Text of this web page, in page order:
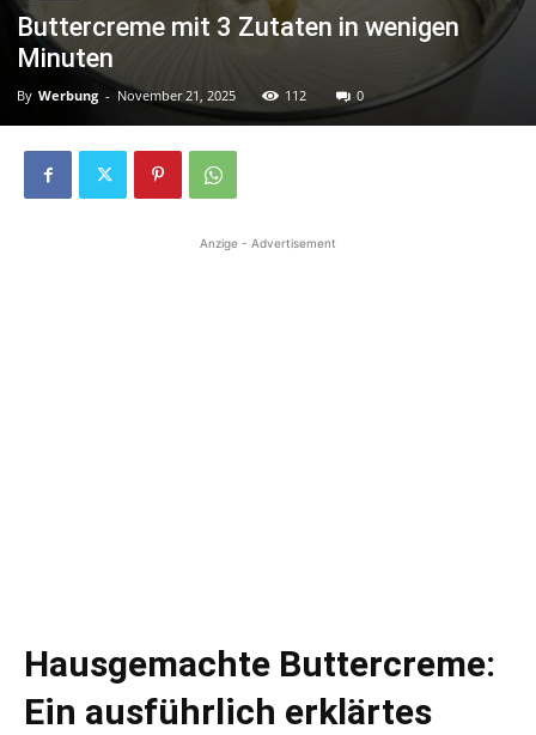
Buttercreme mit 3 Zutaten in wenigen
Minuten
By Werbung - November 21, 2025 112 0
Anzige - Advertisement
Hausgemachte Buttercreme:
Ein ausführlich erklärtes